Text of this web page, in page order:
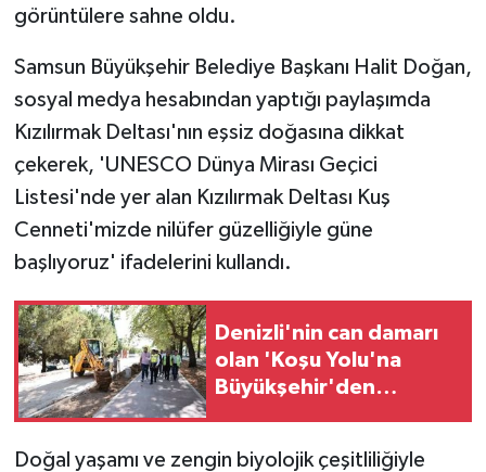
görüntülere sahne oldu.
Samsun Büyükşehir Belediye Başkanı Halit Doğan,
sosyal medya hesabından yaptığı paylaşımda
Kızılırmak Deltası'nın eşsiz doğasına dikkat
çekerek, 'UNESCO Dünya Mirası Geçici
Listesi'nde yer alan Kızılırmak Deltası Kuş
Cenneti'mizde nilüfer güzelliğiyle güne
başlıyoruz' ifadelerini kullandı.
Denizli'nin can damarı
olan 'Koşu Yolu'na
Büyükşehir'den
Doğal yaşamı ve zengin biyolojik çeşitliliğiyle
Güvenlik
HABERDE İNSAN
İş Dünyası
Jandarma
Kadın